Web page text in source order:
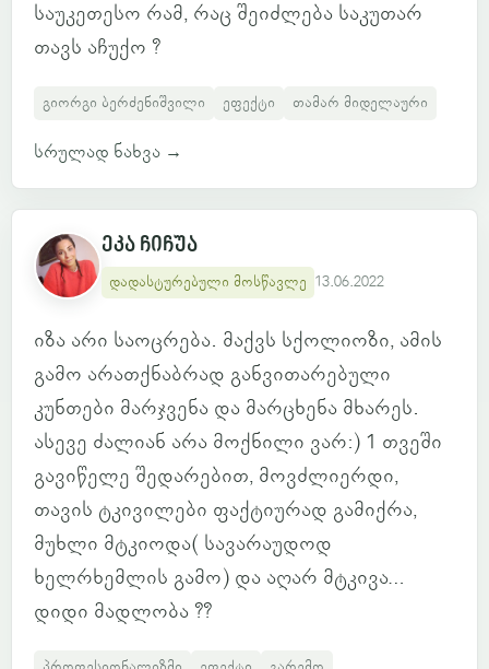
საუკეთესო რამ, რაც შეიძლება საკუთარ
თავს აჩუქო ?
გიორგი ბერძენიშვილი ეფექტი თამარ მიდელაური
სრულად ნახვა →
ეკა ჩიჩუა
დადასტურებული მოსწავლე 13.06.2022
იზა არი საოცრება. მაქვს სქოლიოზი, ამის
გამო არათქნაბრად განვითარებული
კუნთები მარჯვენა და მარცხენა მხარეს.
ასევე ძალიან არა მოქნილი ვარ:) 1 თვეში
გავიწელე შედარებით, მოვძლიერდი,
თავის ტკივილები ფაქტიურად გამიქრა,
მუხლი მტკიოდა( სავარაუდოდ
ხელრხემლის გამო) და აღარ მტკივა…
დიდი მადლობა ??